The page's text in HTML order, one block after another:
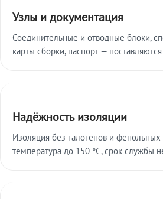
Узлы и документация
Соединительные и отводные блоки,
карты сборки, паспорт —
Надёжность изоляции
Изоляция без галогенов и фенольных
температура до 150 °C, срок службы